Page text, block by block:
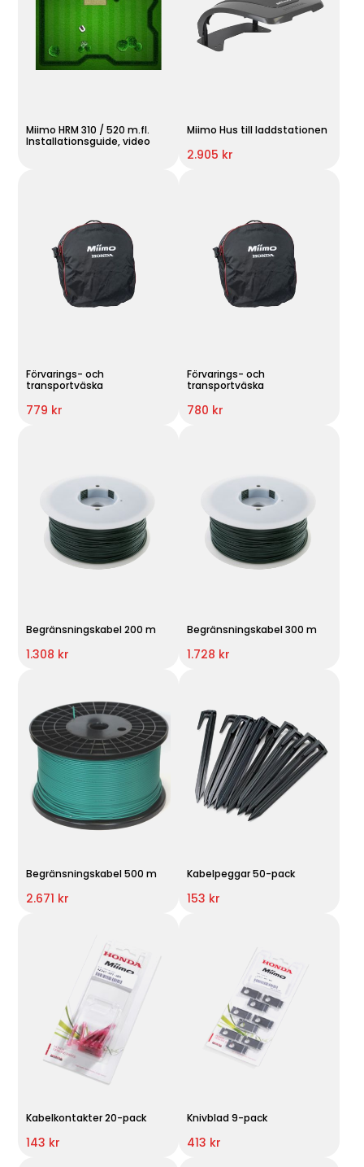
Miimo HRM 310 / 520 m.fl.
Installationsguide, video
Miimo Hus till laddstationen
2.905 kr
Förvarings- och
transportväska
779 kr
Förvarings- och
transportväska
780 kr
Begränsningskabel 200 m
1.308 kr
Begränsningskabel 300 m
1.728 kr
Begränsningskabel 500 m
2.671 kr
Kabelpeggar 50-pack
153 kr
Kabelkontakter 20-pack
143 kr
Knivblad 9-pack
413 kr